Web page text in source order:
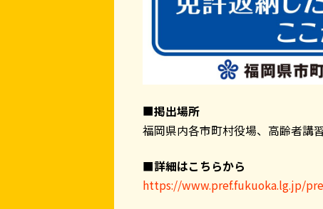
■掲出場所
福岡県内各市町村役場、高齢者講
■詳細はこちらから
https://www.pref.fukuoka.lg.jp/